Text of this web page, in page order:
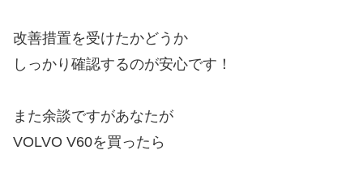
改善措置を受けたかどうか
しっかり確認するのが安心です！
また余談ですがあなたが
VOLVO V60を買ったら